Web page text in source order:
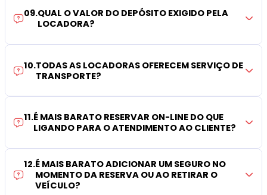
09.QUAL O VALOR DO DEPÓSITO EXIGIDO PELA
LOCADORA?
10.TODAS AS LOCADORAS OFERECEM SERVIÇO DE
TRANSPORTE?
11.É MAIS BARATO RESERVAR ON-LINE DO QUE
LIGANDO PARA O ATENDIMENTO AO CLIENTE?
12.É MAIS BARATO ADICIONAR UM SEGURO NO
MOMENTO DA RESERVA OU AO RETIRAR O
VEÍCULO?